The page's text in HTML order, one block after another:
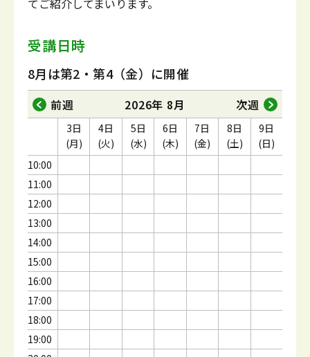
てご紹介してまいります。
受講日時
8月は第2・第4（金）に開催
前週 2026年 8月 次週
10:00
11:00
12:00
13:00
14:00
15:00
16:00
17:00
18:00
19:00
3日
(月)
4日
(火)
5日
(水)
6日
(木)
7日
(金)
8日
(土)
9日
(日)